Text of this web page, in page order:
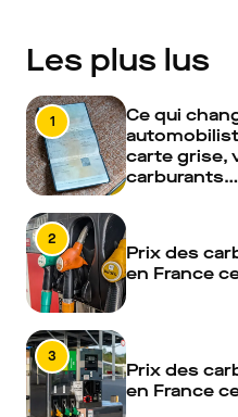
Les plus lus
1
Ce qui
carte grise,
carburants…
2
Prix des
en France
3
Prix des
en France